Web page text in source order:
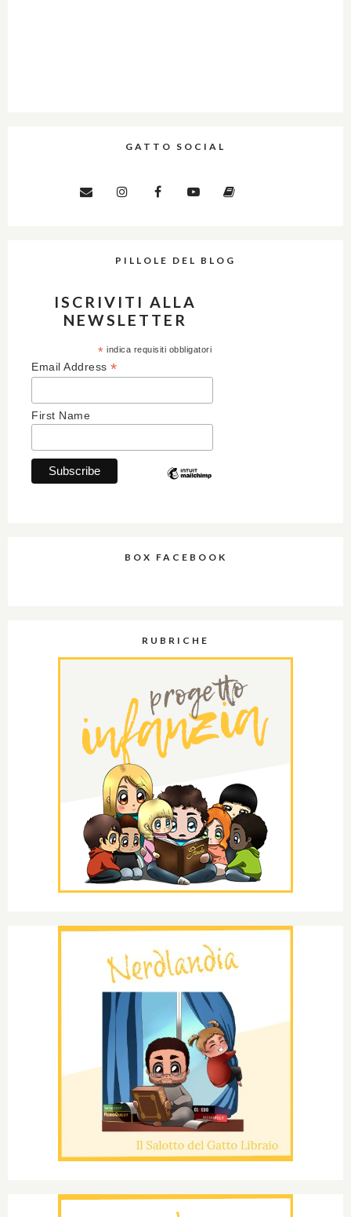
GATTO SOCIAL
PILLOLE DEL BLOG
ISCRIVITI ALLA
NEWSLETTER
* indica requisiti obbligatori
Email Address *
First Name
BOX FACEBOOK
RUBRICHE